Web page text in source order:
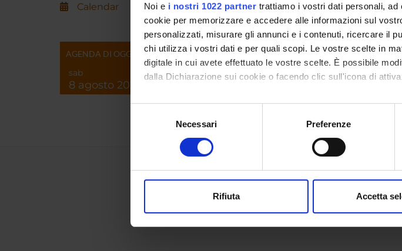
Noi e i nostri 1022 partner trattiamo i vostri dati personali,
cookie per memorizzare e accedere alle informazioni sul
personalizzati, misurare gli annunci e i contenuti, ricercare il
chi utilizza i vostri dati e per quali scopi. Le vostre scelte in
digitale in cui avete effettuato le vostre scelte. È possibile
dalla Dichiarazione sui cookie o facendo clic sull'icona di
Con il tuo consenso, vorremmo anche:
raccogliere informazioni sulla tua posizione
digitali).
modificare o ritirare il tuo consenso in qualsiasi momento
Necessari Preferenze
Rifiuta Accetta
Calendar
AGENDA DI OGGI
sab
8 agosto 2026